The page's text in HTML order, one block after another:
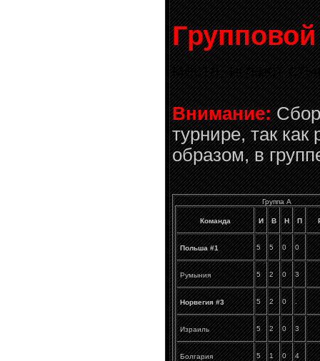
Групповой
места, играют
Внимание:
турнире, так
образом, в
Группа A
Команда И В Н П
Польша #1 5 5 0 0
Румыния 5 2 0 3
Норвегия #3 5 2 0 .
Израиль 5 2 0 3
Болгария 5 1 0 4